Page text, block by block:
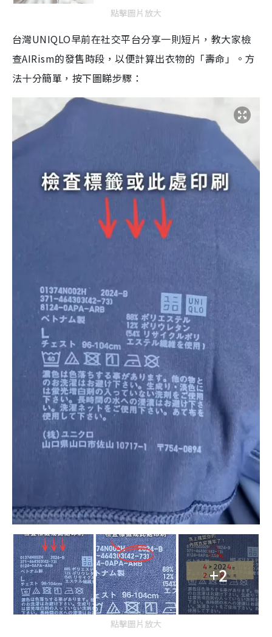
點擊圖片放大
台灣UNIQLO早前在社交平台分享一則短片，教大家檢
查AIRism的發售時段，以便計算出衣物的「壽命」。方
法十分簡單，按下圖睇步驟：
+2
點擊圖片放大